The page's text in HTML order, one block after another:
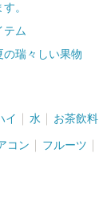
。
テム
瑞々しい果物
イ 水 お茶飲料
コン フルーツ